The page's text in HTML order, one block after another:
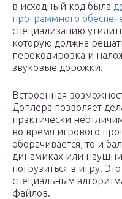
в исходный код была
программного
специализацию
которую должна
перекодировка и
звуковые дорожки.
Встроенная
Доплера позволяет
практически
во время игрового
оборачивается, то и
динамиках или
погрузиться в игру.
специальным
файлов.